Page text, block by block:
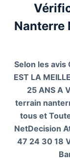
Nanterre
Selon les avis
EST LA
25 ANS A
terrain
tous et
NetDecision
47 24 30 18